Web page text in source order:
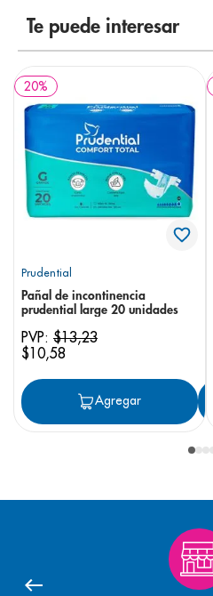
Te puede interesar
20%
Prudential
Pañal de incontinencia
prudential large 20 unidades
PVP: $13,23
$10,58
Agregar